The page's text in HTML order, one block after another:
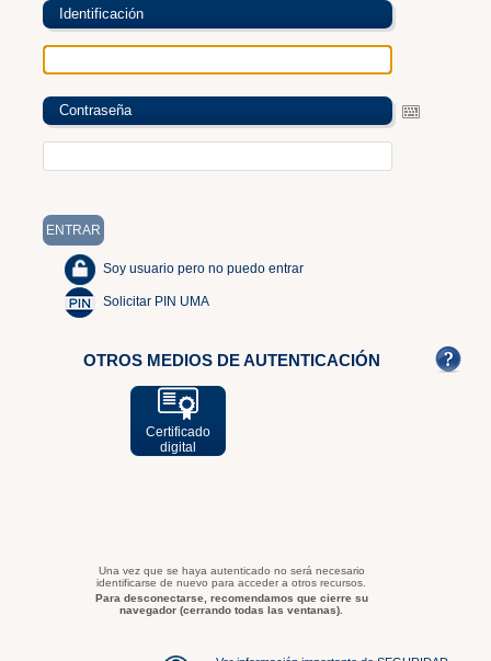
Identificación
Contraseña
Soy usuario pero no puedo entrar
Solicitar PIN UMA
OTROS MEDIOS DE AUTENTICACIÓN
Certificado
digital
Una vez que se haya autenticado no será necesario
identificarse de nuevo para acceder a otros recursos.
Para desconectarse, recomendamos que cierre su
navegador (cerrando todas las ventanas).